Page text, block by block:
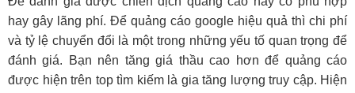
hay gây lãng phí. Để quảng cáo google hiệu quả thì chi phí
và tỷ lệ chuyển đổi là một trong những yếu tố quan trọng để
đánh giá. Bạn nên tăng giá thầu cao hơn để quảng cáo
được hiện trên top tìm kiếm là gia tăng lượng truy cập. Hiện